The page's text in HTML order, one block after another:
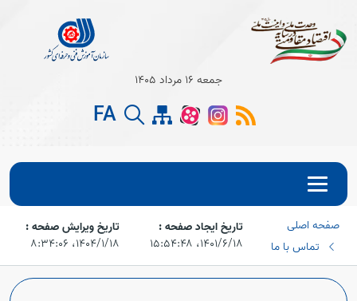
Open
جمعه 16 مرداد 1405
FA
صفحه اصلی
تماس با ما
تاریخ ایجاد صفحه :
۱۴۰۱/۶/۱۸،‏ ۱۵:۵۴:۴۸
تاریخ ویرایش صفحه :
۱۴۰۴/۱/۱۸،‏ ۸:۳۴:۰۶